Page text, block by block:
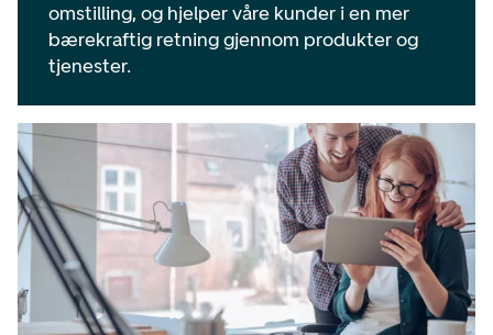
omstilling, og hjelper våre kunder i en mer
bærekraftig retning gjennom produkter og
tjenester.